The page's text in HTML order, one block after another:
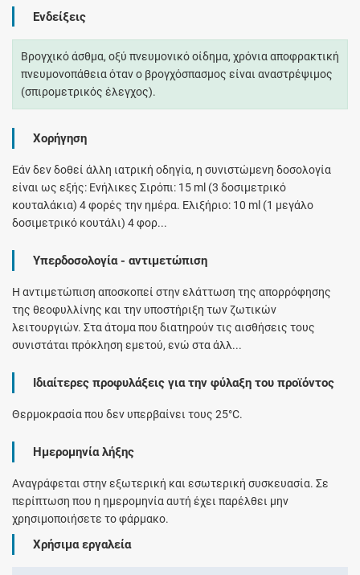
Ενδείξεις
Βρογχικό άσθμα, οξύ πνευμονικό οίδημα, χρόνια αποφρακτική
πνευμονοπάθεια όταν ο βρογχόσπασμος είναι αναστρέψιμος
(σπιρομετρικός έλεγχος).
Χορήγηση
Εάν δεν δοθεί άλλη ιατρική οδηγία, η συνιστώμενη δοσολογία
είναι ως εξής: Ενήλικες Σιρόπι: 15 ml (3 δοσιμετρικό
κουταλάκια) 4 φορές την ημέρα. Ελιξήριο: 10 ml (1 μεγάλο
δοσιμετρικό κουτάλι) 4 φορ...
Υπερδοσολογία - αντιμετώπιση
Η αντιμετώπιση αποσκοπεί στην ελάττωση της απορρόφησης
της θεοφυλλίνης και την υποστήριξη των ζωτικών
λειτουργιών. Στα άτομα που διατηρούν τις αισθήσεις τους
συνιστάται πρόκληση εμετού, ενώ στα άλλ...
Ιδιαίτερες προφυλάξεις για την φύλαξη του προϊόντος
Θερμοκρασία που δεν υπερβαίνει τους 25°C.
Ημερομηνία λήξης
Αναγράφεται στην εξωτερική και εσωτερική συσκευασία. Σε
περίπτωση που η ημερομηνία αυτή έχει παρέλθει μην
χρησιμοποιήσετε το φάρμακο.
Χρήσιμα εργαλεία